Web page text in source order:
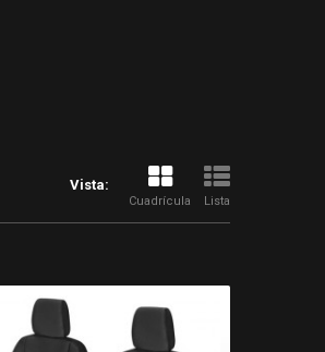
Vista:
Cuadrícula Lista